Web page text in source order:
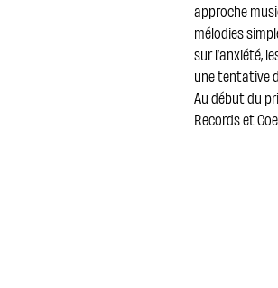
approche
mélodies
sur l’anxiété,
une tentative
Au début du
Records et